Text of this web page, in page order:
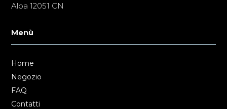
Alba 12051 CN
Menù
Home
Negozio
FAQ
Contatti